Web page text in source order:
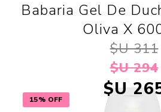
15% OFF
Babaria Gel De
Oliva X
$U 311
$U 294
$U